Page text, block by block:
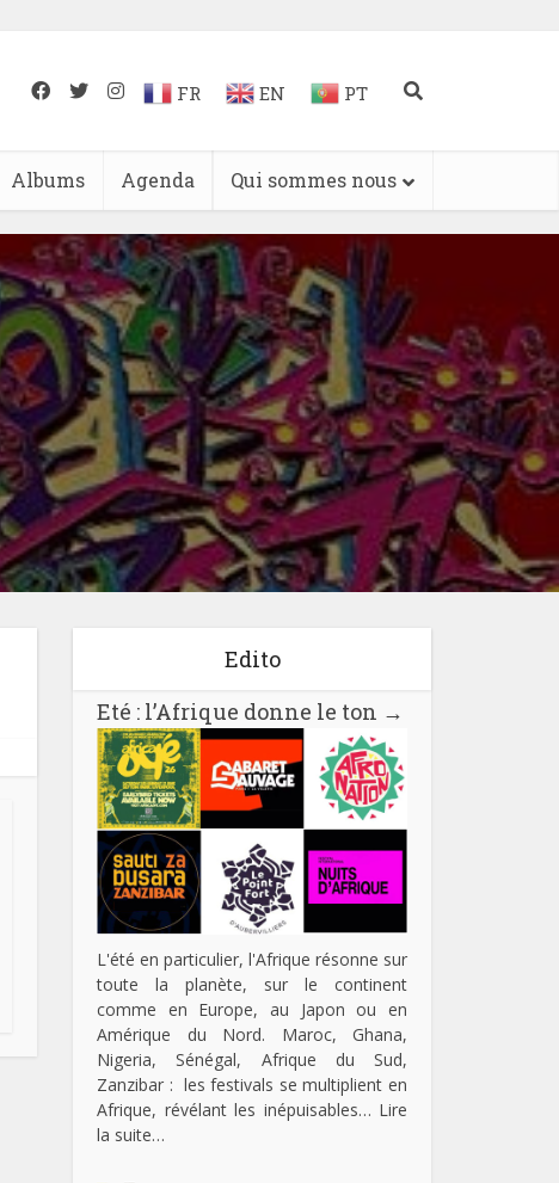
FR EN PT
Albums Agenda Qui sommes nous
Edito
Eté : l’Afrique donne le ton →
L'été en particulier, l'Afrique résonne sur
toute la planète, sur le continent
comme en Europe, au Japon ou en
Amérique du Nord. Maroc, Ghana,
Nigeria, Sénégal, Afrique du Sud,
Zanzibar : les festivals se multiplient en
Afrique, révélant les inépuisables… Lire
la suite…